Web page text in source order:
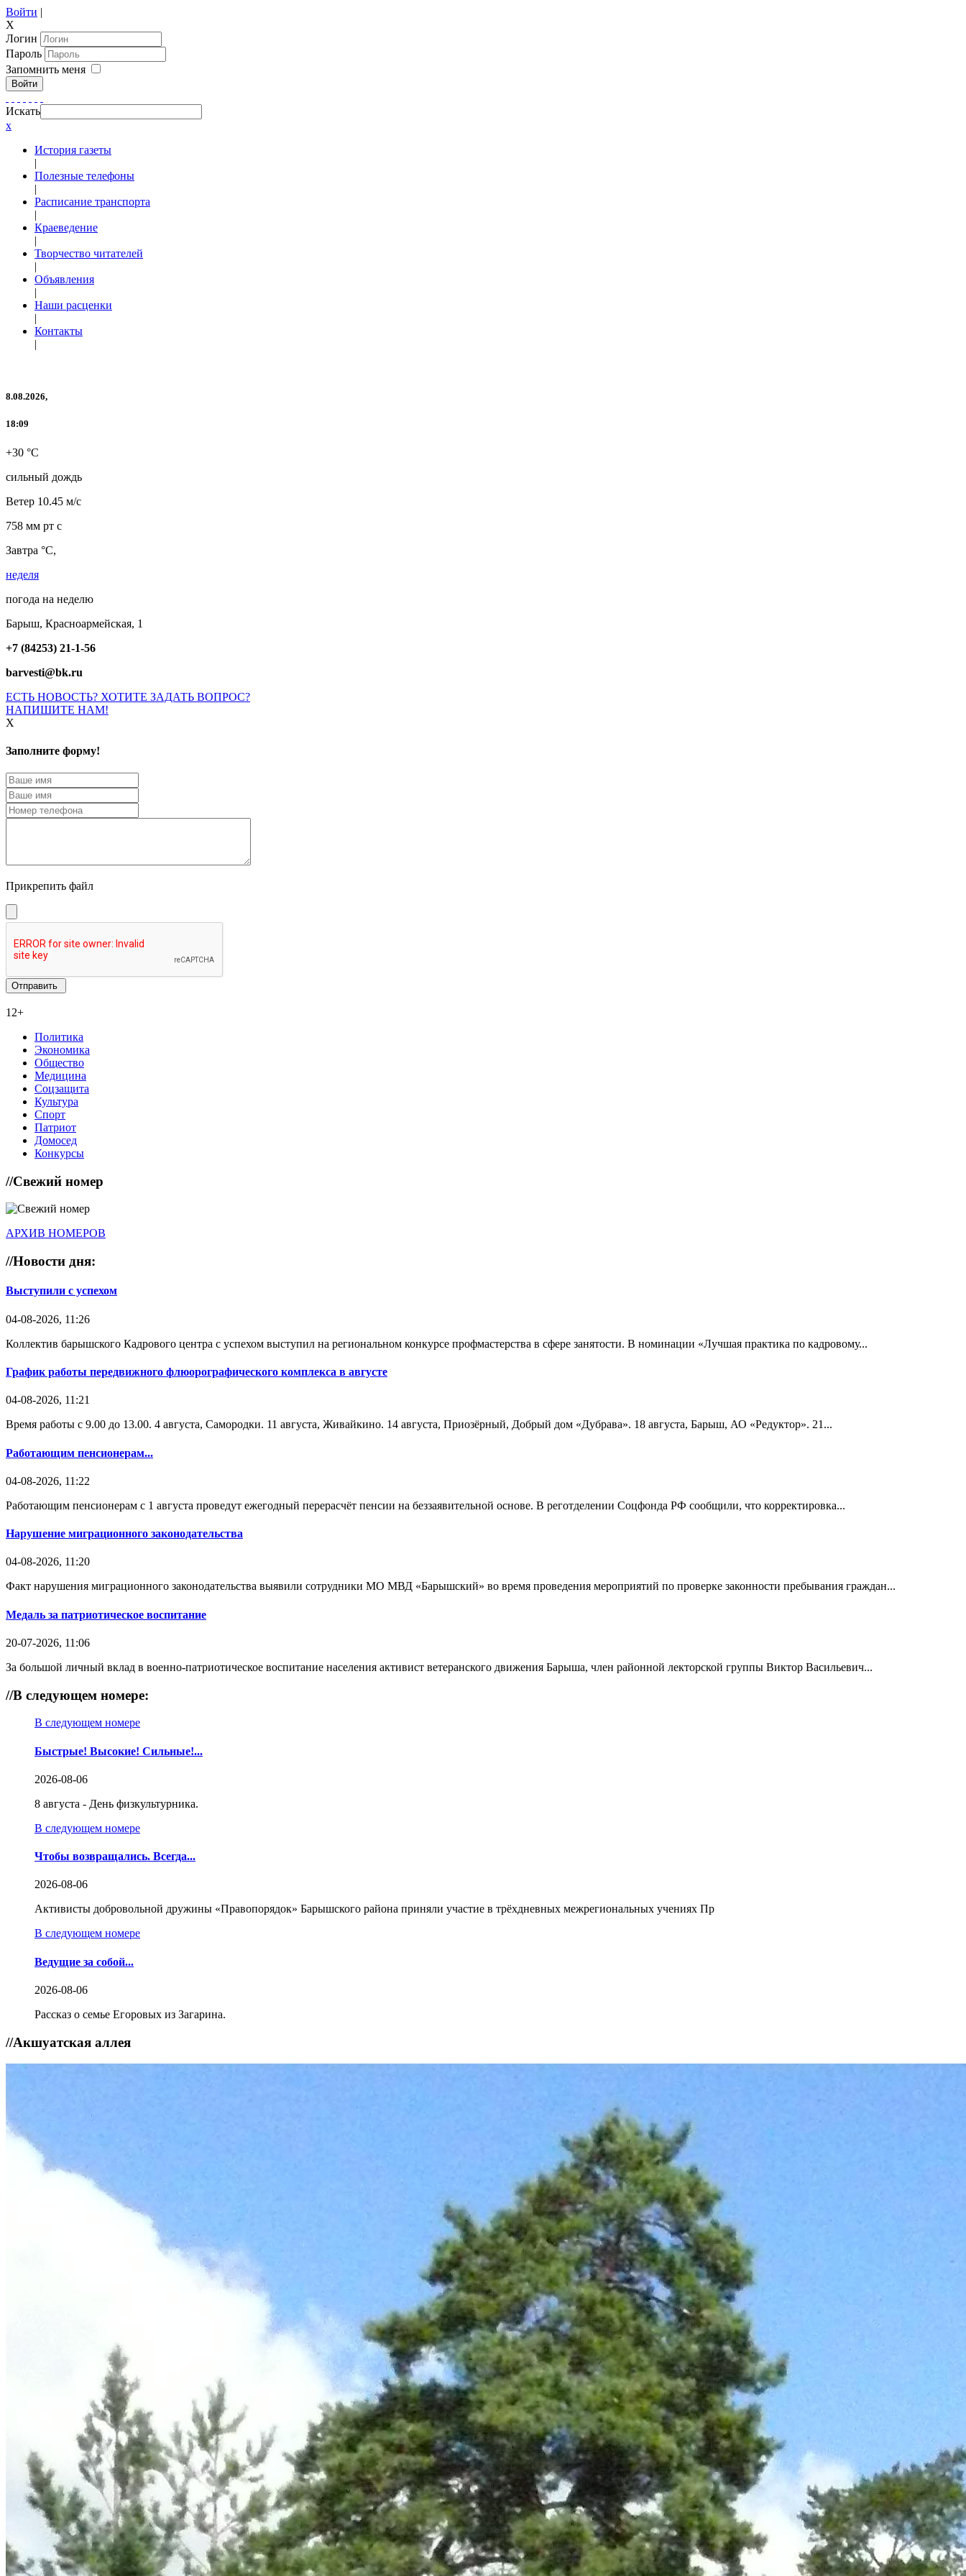
Войти |
X
Логин
Пароль
Запомнить меня
Войти
Искать
x
История газеты
|
Полезные телефоны
|
Расписание транспорта
|
Краеведение
|
Творчество читателей
|
Объявления
|
Наши расценки
|
Контакты
|
8.08.2026,
18:09
+30 °C
сильный дождь
Ветер 10.45 м/с
758 мм рт с
Завтра °C,
неделя
погода на неделю
Барыш, Красноармейская, 1
+7 (84253) 21-1-56
barvesti@bk.ru
ЕСТЬ НОВОСТЬ? ХОТИТЕ ЗАДАТЬ ВОПРОС?
НАПИШИТЕ НАМ!
X
Заполните форму!
Прикрепить файл
12+
Политика
Экономика
Общество
Медицина
Соцзащита
Культура
Спорт
Патриот
Домосед
Конкурсы
//Свежий номер
АРХИВ НОМЕРОВ
//Новости дня:
Выступили с успехом
04-08-2026, 11:26
Коллектив барышского Кадрового центра с успехом выступил на региональном конкурсе профмастерства в сфере занятости. В номинации «Лучшая практика по кадровому...
График работы передвижного флюорографического комплекса в августе
04-08-2026, 11:21
Время работы с 9.00 до 13.00. 4 августа, Самородки. 11 августа, Живайкино. 14 августа, Приозёрный, Добрый дом «Дубрава». 18 августа, Барыш, АО «Редуктор». 21...
Работающим пенсионерам...
04-08-2026, 11:22
Работающим пенсионерам с 1 августа проведут ежегодный перерасчёт пенсии на беззаявительной основе. В реготделении Соцфонда РФ сообщили, что корректировка...
Нарушение миграционного законодательства
04-08-2026, 11:20
Факт нарушения миграционного законодательства выявили сотрудники МО МВД «Барышский» во время проведения мероприятий по проверке законности пребывания граждан...
Медаль за патриотическое воспитание
20-07-2026, 11:06
За большой личный вклад в военно-патриотическое воспитание населения активист ветеранского движения Барыша, член районной лекторской группы Виктор Васильевич...
//В следующем номере:
В следующем номере
Быстрые! Высокие! Сильные!...
2026-08-06
8 августа - День физкультурника.
В следующем номере
Чтобы возвращались. Всегда...
2026-08-06
Активисты добровольной дружины «Правопорядок» Барышского района приняли участие в трёхдневных межрегиональных учениях Пр
В следующем номере
Ведущие за собой...
2026-08-06
Рассказ о семье Егоровых из Загарина.
//Акшуатская аллея